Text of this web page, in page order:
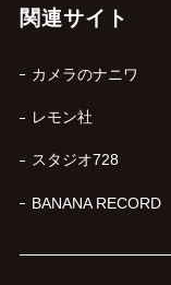
関連サイト
カメラのナニワ
レモン社
スタジオ728
BANANA RECORD